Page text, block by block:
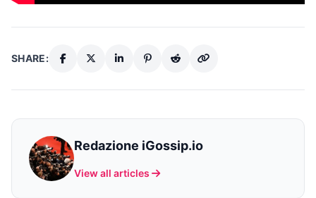
SHARE:
Redazione iGossip.io
View all articles